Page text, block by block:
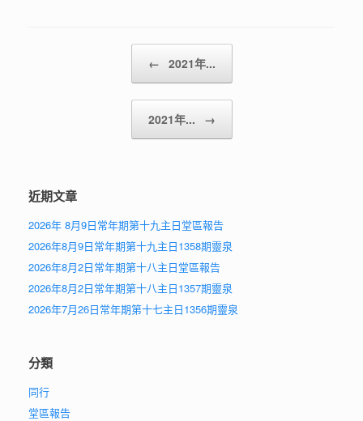
Post navigation
← 2021年...
2021年... →
近期文章
2026年 8月9日常年期第十九主日堂區報告
2026年8月9日常年期第十九主日1358期靈泉
2026年8月2日常年期第十八主日堂區報告
2026年8月2日常年期第十八主日1357期靈泉
2026年7月26日常年期第十七主日1356期靈泉
分類
同行
堂區報告